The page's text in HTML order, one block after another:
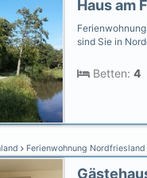
sind Sie in
Betten: 4
Ferienwohnung